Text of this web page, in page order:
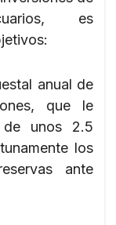
es
anual de
que le
de unos 2.5
los
ante